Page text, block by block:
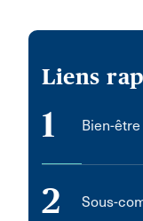
Liens
1 Bien-
2 Sous-